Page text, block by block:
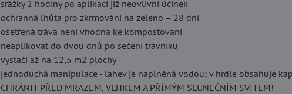
srážky 2 hodiny po aplikaci již neovlivní účinek
ochranná lhůta pro zkrmování na zeleno – 28 dní
ošetřená tráva není vhodná ke kompostování
neaplikovat do dvou dnů po sečení trávníku
vystačí až na 12,5 m2 plochy
jednoduchá manipulace - lahev je naplněná vodou; v hrdle obsahuje
CHRÁNIT PŘED MRAZEM, VLHKEM A PŘÍMÝM SLUNEČNÍM SVITEM!